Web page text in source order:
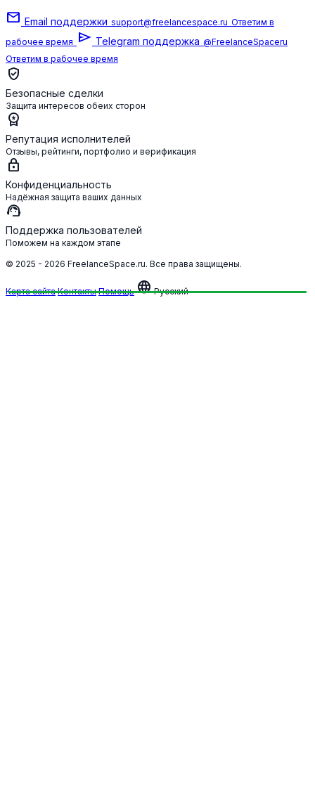
mail Email поддержки support@freelancespace.ru Ответим в
рабочее время send Telegram поддержка @FreelanceSpaceru
Ответим в рабочее время
verified_user
Безопасные сделки
Защита интересов обеих сторон
workspace_premium
Репутация исполнителей
Отзывы, рейтинги, портфолио и верификация
lock
Конфиденциальность
Надёжная защита ваших данных
support_agent
Поддержка пользователей
Поможем на каждом этапе
© 2025 - 2026 FreelanceSpace.ru. Все права защищены.
Карта сайта Контакты Помощь languageРусский